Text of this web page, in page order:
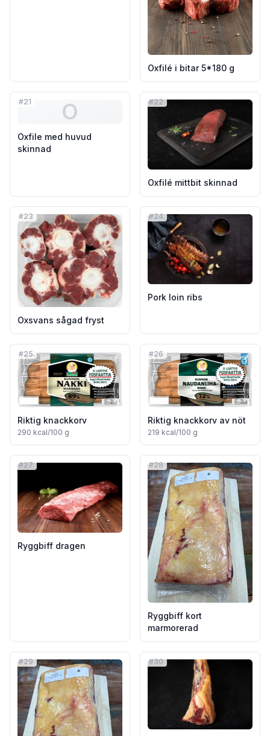
Oxfilé i bitar 5*180 g
#21 O
Oxfile med huvud
skinnad
#22
Oxfilé mittbit skinnad
#23
Oxsvans sågad fryst
#24
Pork loin ribs
#25
Riktig knackkorv
290 kcal/100 g
#26
Riktig knackkorv av nöt
219 kcal/100 g
#27
Ryggbiff dragen
#28
Ryggbiff kort
marmorerad
#29 #30